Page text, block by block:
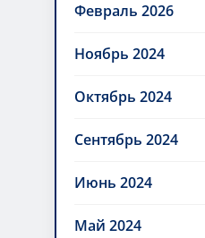
Февраль 2026
Ноябрь 2024
Октябрь 2024
Сентябрь 2024
Июнь 2024
Май 2024